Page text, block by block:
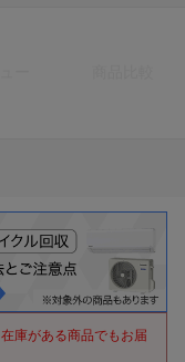
在庫がある商品でもお届